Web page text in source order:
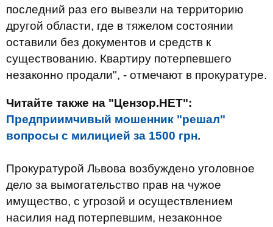
последний раз его вывезли на территорию
другой области, где в тяжелом состоянии
оставили без документов и средств к
существованию. Квартиру потерпевшего
незаконно продали", - отмечают в прокуратуре.
Читайте также на "Цензор.НЕТ":
Предприимчивый мошенник "решал"
вопросы с милицией за 1500 грн.
Прокуратурой Львова возбуждено уголовное
дело за вымогательство прав на чужое
имущество, с угрозой и осуществлением
насилия над потерпевшим, незаконное